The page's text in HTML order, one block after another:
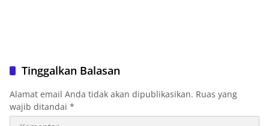
Tinggalkan Balasan
Alamat email Anda tidak akan dipublikasikan. Ruas yang
wajib ditandai *